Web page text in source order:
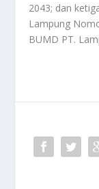
2043; dan
Lampung
BUMD PT.